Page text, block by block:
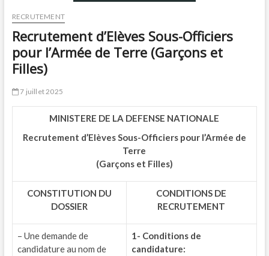
RECRUTEMENT
Recrutement d’Elèves Sous-Officiers
pour l’Armée de Terre (Garçons et
Filles)
7 juillet 2025
MINISTERE DE LA DEFENSE NATIONALE
Recrutement d’Elèves Sous-Officiers pour l’Armée de
Terre
(Garçons et Filles)
CONSTITUTION DU
DOSSIER
CONDITIONS DE
RECRUTEMENT
– Une demande de
candidature au nom de
1- Conditions de
candidature: